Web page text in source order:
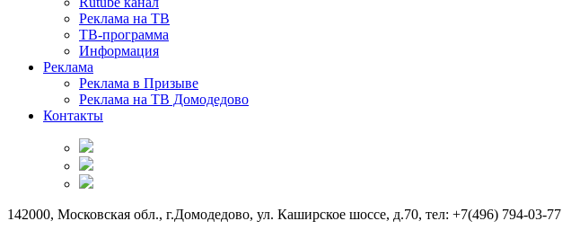
Реклама на ТВ
ТВ-программа
Информация
Реклама
Реклама в Призыве
Реклама на ТВ Домодедово
Контакты
142000, Московская обл., г.Домодедово, ул. Каширское шоссе, д.70, тел: +7(496) 794-03-77